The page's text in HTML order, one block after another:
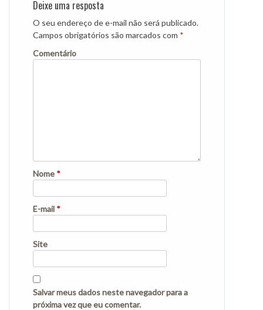
Deixe uma resposta
O seu endereço de e-mail não será publicado.
Campos obrigatórios são marcados com *
Comentário
Nome *
E-mail *
Site
Salvar meus dados neste navegador para a
próxima vez que eu comentar.